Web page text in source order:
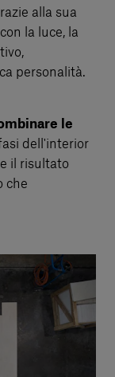
alla sua
la luce, la
personalità.
le
dell'interior
il risultato
che